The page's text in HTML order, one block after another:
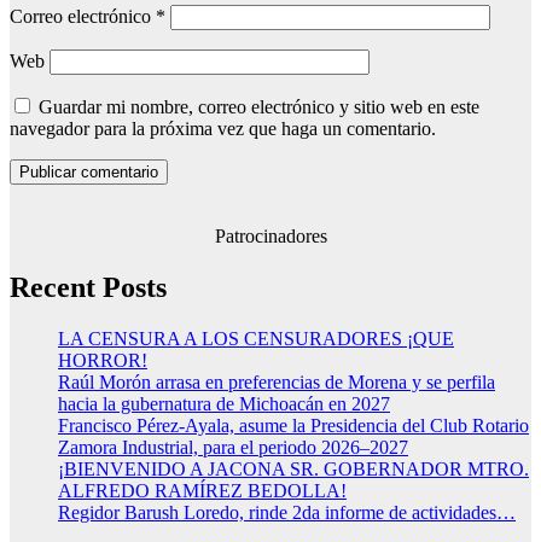
Correo electrónico *
Web
Guardar mi nombre, correo electrónico y sitio web en este
navegador para la próxima vez que haga un comentario.
Patrocinadores
Recent Posts
LA CENSURA A LOS CENSURADORES ¡QUE
HORROR!
Raúl Morón arrasa en preferencias de Morena y se perfila
hacia la gubernatura de Michoacán en 2027
Francisco Pérez-Ayala, asume la Presidencia del Club Rotario
Zamora Industrial, para el periodo 2026–2027
¡BIENVENIDO A JACONA SR. GOBERNADOR MTRO.
ALFREDO RAMÍREZ BEDOLLA!
Regidor Barush Loredo, rinde 2da informe de actividades…